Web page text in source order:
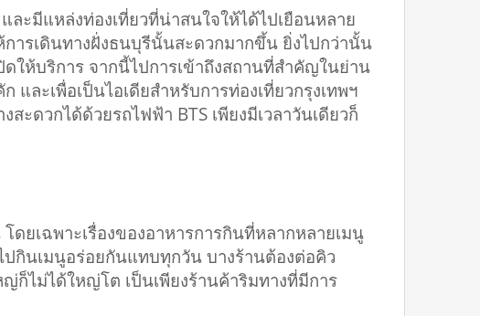
ะมีแหล่งท่องเที่ยวที่น่าสนใจให้ได้ไปเยือนหลาย
การเดินทางฝั่งธนบุรีนั้นสะดวกมากขึ้น ยิ่งไปกว่านั้น
ให้บริการ จากนี้ไปการเข้าถึงสถานที่สำคัญในย่าน
ละเพื่อเป็นไอเดียสำหรับการท่องเที่ยวกรุงเทพฯ
ะดวกได้ด้วยรถไฟฟ้า BTS เพียงมีเวลาวันเดียวก็
ฉพาะเรื่องของอาหารการกินที่หลากหลายเมนู
กินเมนูอร่อยกันแทบทุกวัน บางร้านต้องต่อคิว
ก็ไม่ได้ใหญ่โต เป็นเพียงร้านค้าริมทางที่มีการ